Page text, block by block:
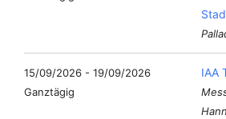
15/09/2026 - 19/09/2026
Ganztägig
IAA